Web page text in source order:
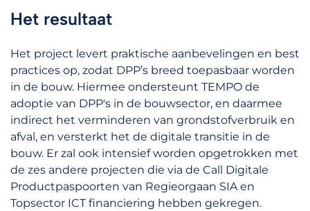
Het resultaat
Het project levert praktische aanbevelingen en best
practices op, zodat DPP’s breed toepasbaar worden
in de bouw. Hiermee ondersteunt TEMPO de
adoptie van DPP's in de bouwsector, en daarmee
indirect het verminderen van grondstofverbruik en
afval, en versterkt het de digitale transitie in de
bouw. Er zal ook intensief worden opgetrokken met
de zes andere projecten die via de Call Digitale
Productpaspoorten van Regieorgaan SIA en
Topsector ICT financiering hebben gekregen.